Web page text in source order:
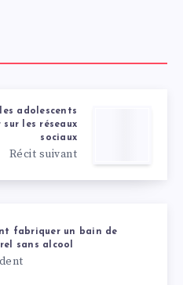
adolescents
sur les réseaux
sociaux
Récit suivant
fabriquer un bain de
sans alcool